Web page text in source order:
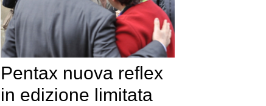
Pentax nuova reflex
in edizione limitata